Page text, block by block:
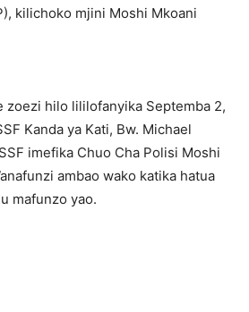
kilichoko mjini Moshi Mkoani
zoezi hilo lililofanyika Septemba 2,
Kanda ya Kati, Bw. Michael
imefika Chuo Cha Polisi Moshi
ambao wako katika hatua
mafunzo yao.